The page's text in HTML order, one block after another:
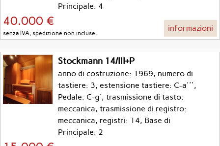
Principale: 4
40.000 €
senza IVA; spedizione non incluse;
informazioni
Stockmann 14/III+P
anno di costruzione: 1969, numero di
tastiere: 3, estensione tastiere: C-a''',
Pedale: C-g', trasmissione di tasto:
meccanica, trasmissione di registro:
meccanica, registri: 14, Base di
Principale: 2